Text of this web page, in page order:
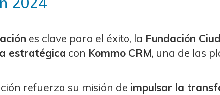
es clave para el éxito, la Fundación
estratégica con Kommo CRM, una de las
refuerza su misión de impulsar la